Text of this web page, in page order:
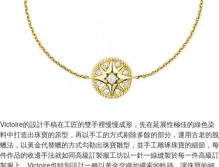
Victoire的設計手稿在工匠的雙手裡慢慢成形，先在延展性極佳的綠色染
料中打造出珠寶的原型，再以手工的方式剔除多餘的部分，運用古老的脫
蠟法，以黃金代替蠟的方式勾勒出珠寶雛型，並手工雕琢珠寶的細節，每
件作品的收邊手法就如同高級訂製服工坊以一針一線縫製於每一件高級訂